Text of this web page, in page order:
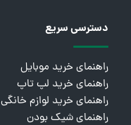
دسترسی سریع
راهنمای خرید موبایل
راهنمای خرید لپ تاپ
راهنمای خرید لوازم خانگی
راهنمای شیک بودن